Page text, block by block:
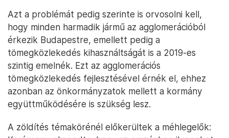
Azt a problémát pedig szerinte is orvosolni kell,
hogy minden harmadik jármű az agglomerációból
érkezik Budapestre, emellett pedig a
tömegközlekedés kihasználtságát is a 2019-es
szintig emelnék. Ezt az agglomerációs
tömegközlekedés fejlesztésével érnék el, ehhez
azonban az önkormányzatok mellett a kormány
együttműködésére is szükség lesz.
A zöldítés témakörénél előkerültek a méhlegelők: